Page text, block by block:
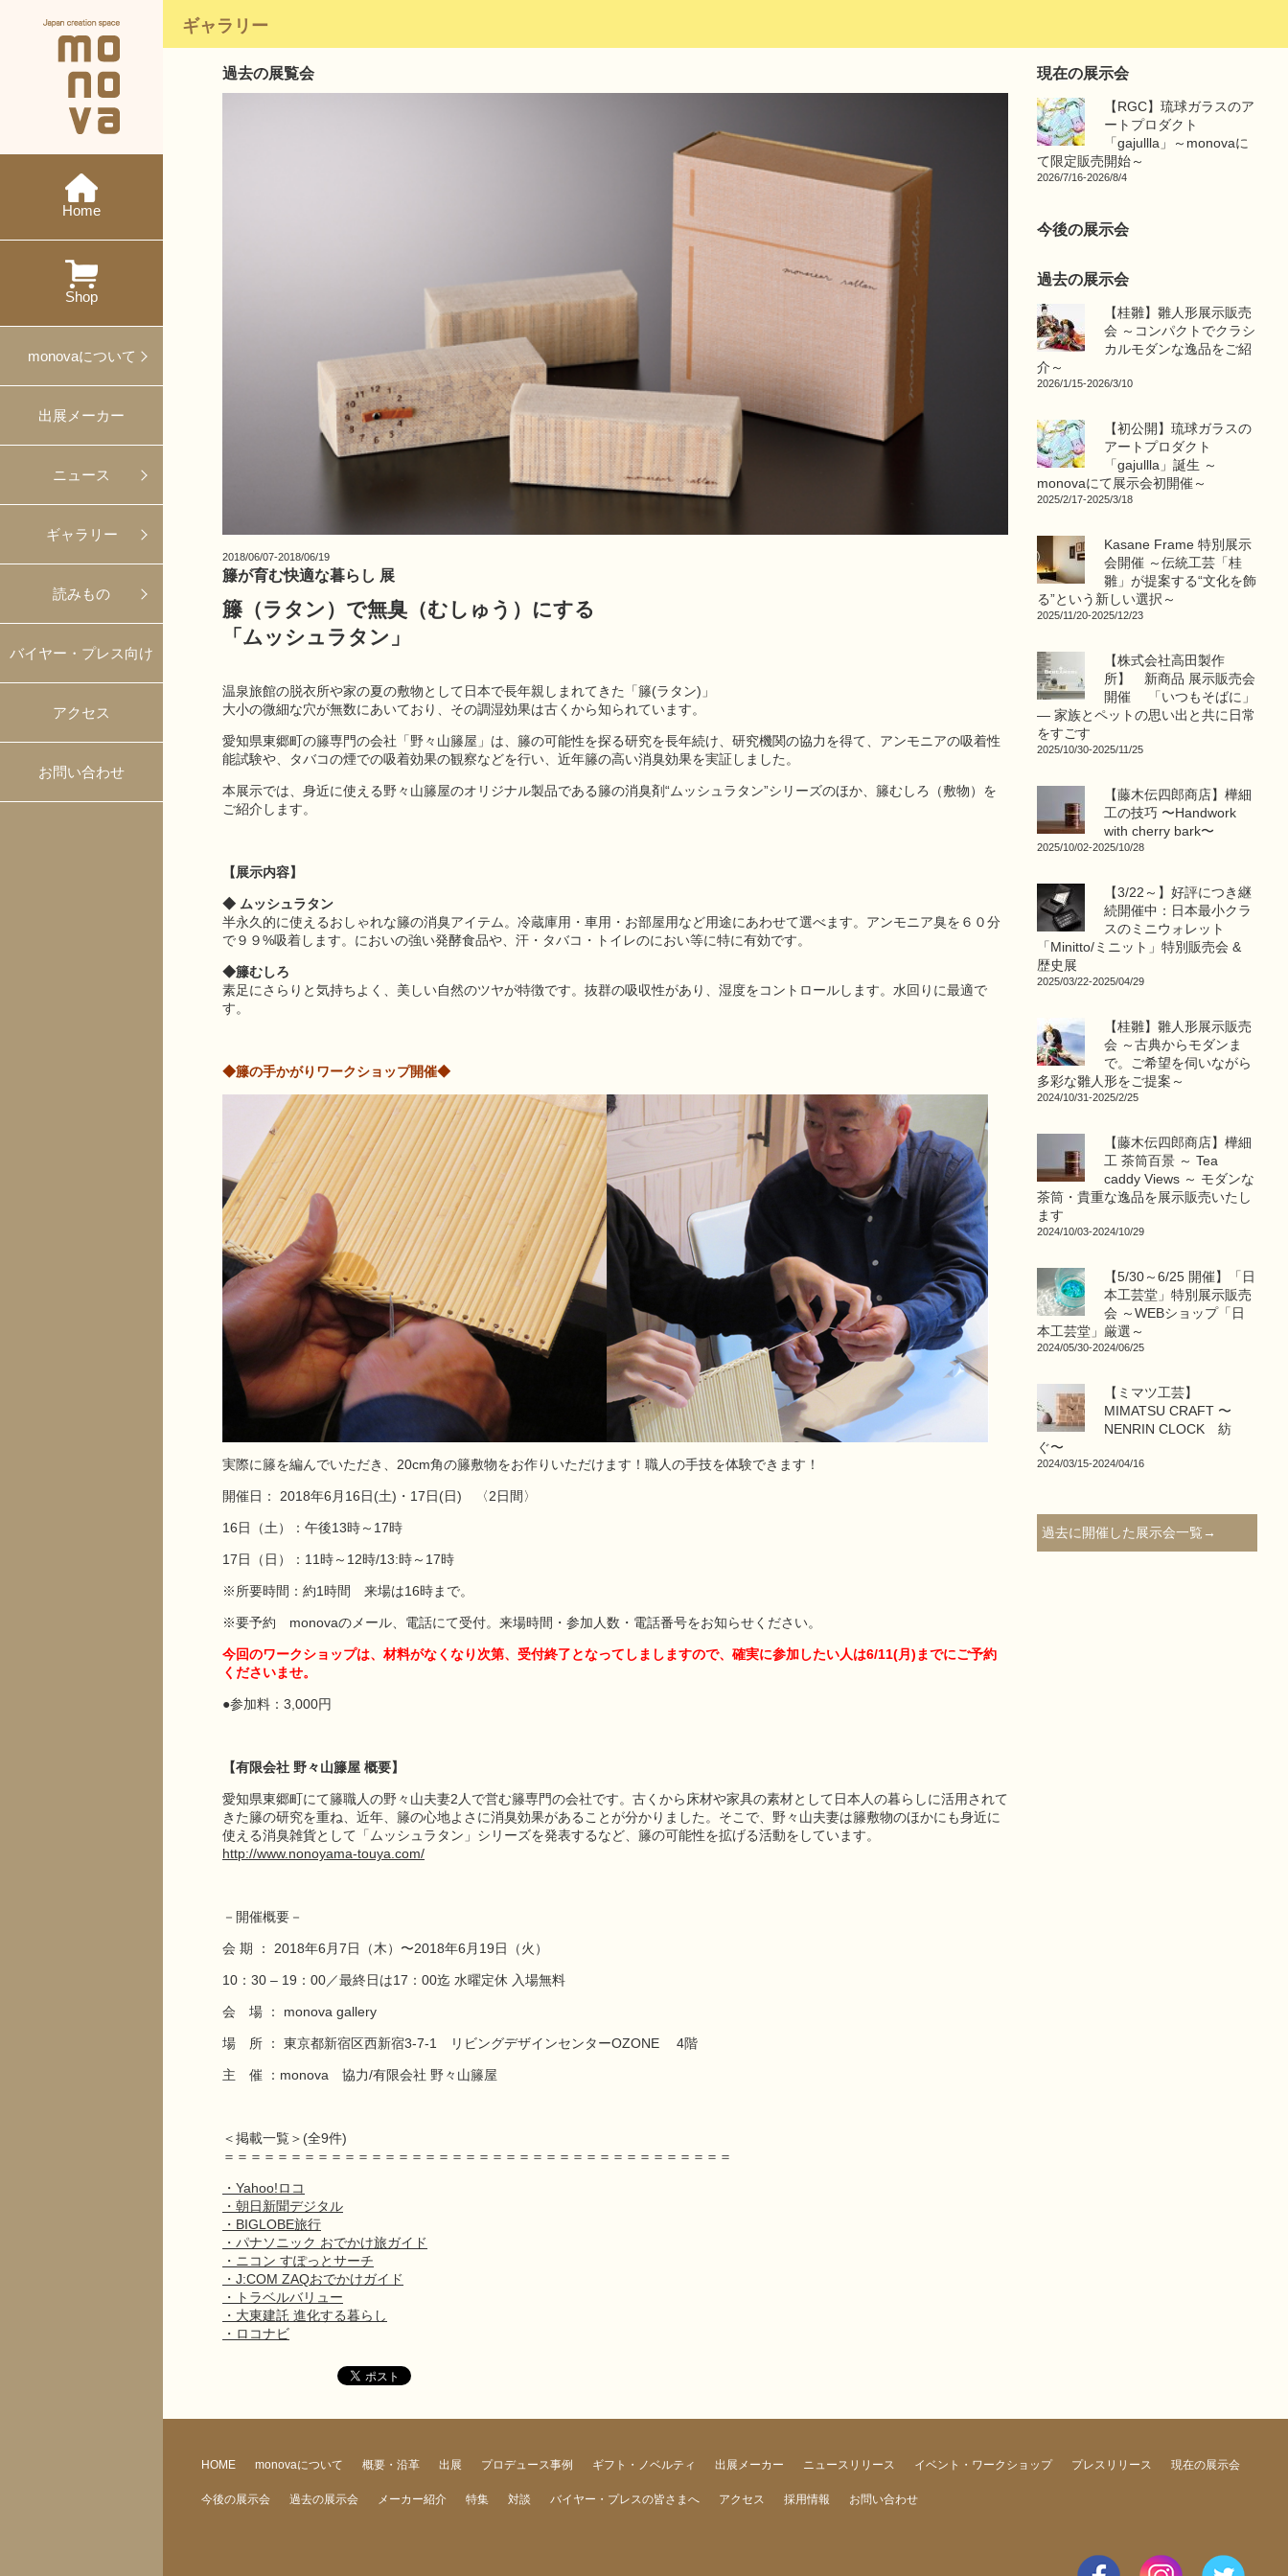
Home
Shop
monovaについて
出展メーカー
ニュース
ギャラリー
読みもの
バイヤー・プレス向け
アクセス
お問い合わせ
ギャラリー
過去の展覧会
2018/06/07-2018/06/19
籐が育む快適な暮らし 展
籐（ラタン）で無臭（むしゅう）にする
「ムッシュラタン」
温泉旅館の脱衣所や家の夏の敷物として日本で長年親しまれてきた「籐(ラタン)」
大小の微細な穴が無数にあいており、その調湿効果は古くから知られています。
愛知県東郷町の籐専門の会社「野々山籐屋」は、籐の可能性を探る研究を長年続け、研究機関の協力を得て、アンモニアの吸着性
能試験や、タバコの煙での吸着効果の観察などを行い、近年籐の高い消臭効果を実証しました。
本展示では、身近に使える野々山籐屋のオリジナル製品である籐の消臭剤“ムッシュラタン”シリーズのほか、籐むしろ（敷物）を
ご紹介します。
【展示内容】
◆ ムッシュラタン
半永久的に使えるおしゃれな籐の消臭アイテム。冷蔵庫用・車用・お部屋用など用途にあわせて選べます。アンモニア臭を６０分
で９９%吸着します。においの強い発酵食品や、汗・タバコ・トイレのにおい等に特に有効です。
◆籐むしろ
素足にさらりと気持ちよく、美しい自然のツヤが特徴です。抜群の吸収性があり、湿度をコントロールします。水回りに最適で
す。
◆籐の手かがりワークショップ開催◆
実際に籐を編んでいただき、20cm角の籐敷物をお作りいただけます！職人の手技を体験できます！
開催日： 2018年6月16日(土)・17日(日) 〈2日間〉
16日（土）：午後13時～17時
17日（日）：11時～12時/13:時～17時
※所要時間：約1時間 来場は16時まで。
※要予約 monovaのメール、電話にて受付。来場時間・参加人数・電話番号をお知らせください。
今回のワークショップは、材料がなくなり次第、受付終了となってしましますので、確実に参加したい人は6/11(月)までにご予約
くださいませ。
●参加料：3,000円
【有限会社 野々山籐屋 概要】
愛知県東郷町にて籐職人の野々山夫妻2人で営む籐専門の会社です。古くから床材や家具の素材として日本人の暮らしに活用されて
きた籐の研究を重ね、近年、籐の心地よさに消臭効果があることが分かりました。そこで、野々山夫妻は籐敷物のほかにも身近に
使える消臭雑貨として「ムッシュラタン」シリーズを発表するなど、籐の可能性を拡げる活動をしています。
http://www.nonoyama-touya.com/
－開催概要－
会 期 ： 2018年6月7日（木）〜2018年6月19日（火）
10：30 – 19：00／最終日は17：00迄 水曜定休 入場無料
会 場 ： monova gallery
場 所 ： 東京都新宿区西新宿3-7-1 リビングデザインセンターOZONE 4階
主 催 ：monova 協力/有限会社 野々山籐屋
＜掲載一覧＞(全9件)
＝＝＝＝＝＝＝＝＝＝＝＝＝＝＝＝＝＝＝＝＝＝＝＝＝＝＝＝＝＝＝＝＝＝＝＝＝＝
・Yahoo!ロコ
・朝日新聞デジタル
・BIGLOBE旅行
・パナソニック おでかけ旅ガイド
・ニコン すぽっとサーチ
・J:COM ZAQおでかけガイド
・トラベルバリュー
・大東建託 進化する暮らし
・ロコナビ
現在の展示会
【RGC】琉球ガラスのア
ートプロダクト
「gajullla」～monovaに
て限定販売開始～
2026/7/16-2026/8/4
今後の展示会
過去の展示会
【桂雛】雛人形展示販売
会 ～コンパクトでクラシ
カルモダンな逸品をご紹
介～
2026/1/15-2026/3/10
【初公開】琉球ガラスの
アートプロダクト
「gajullla」誕生 ～
monovaにて展示会初開催～
2025/2/17-2025/3/18
Kasane Frame 特別展示
会開催 ～伝統工芸「桂
雛」が提案する“文化を飾
る”という新しい選択～
2025/11/20-2025/12/23
【株式会社高田製作
所】 新商品 展示販売会
開催 「いつもそばに」
― 家族とペットの思い出と共に日常
をすごす
2025/10/30-2025/11/25
【藤木伝四郎商店】樺細
工の技巧 〜Handwork
with cherry bark〜
2025/10/02-2025/10/28
【3/22～】好評につき継
続開催中：日本最小クラ
スのミニウォレット
「Minitto/ミニット」特別販売会 &
歴史展
2025/03/22-2025/04/29
【桂雛】雛人形展示販売
会 ～古典からモダンま
で。ご希望を伺いながら
多彩な雛人形をご提案～
2024/10/31-2025/2/25
【藤木伝四郎商店】樺細
工 茶筒百景 ～ Tea
caddy Views ～ モダンな
茶筒・貴重な逸品を展示販売いたし
ます
2024/10/03-2024/10/29
【5/30～6/25 開催】「日
本工芸堂」特別展示販売
会 ～WEBショップ「日
本工芸堂」厳選～
2024/05/30-2024/06/25
【ミマツ工芸】
MIMATSU CRAFT 〜
NENRIN CLOCK 紡
ぐ〜
2024/03/15-2024/04/16
過去に開催した展示会一覧→
HOME monovaについて 概要・沿革 出展 プロデュース事例 ギフト・ノベルティ 出展メーカー ニュースリリース イベント・ワークショップ プレスリリース 現在の展示会
今後の展示会 過去の展示会 メーカー紹介 特集 対談 バイヤー・プレスの皆さまへ アクセス 採用情報 お問い合わせ